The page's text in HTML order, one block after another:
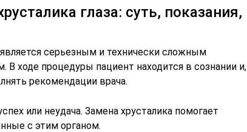
глаза: суть, показания,
серьезным и технически сложным
В ходе процедуры пациент находится в сознании и,
рекомендации врача.
или неудача. Замена хрусталика помогает
с этим органом.